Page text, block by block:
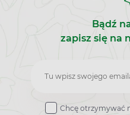
Bądź
zapisz się na
Zapisz
do
Chcę otrzymywać